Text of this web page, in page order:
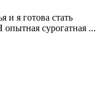
и я готова стать
сурогатная ...